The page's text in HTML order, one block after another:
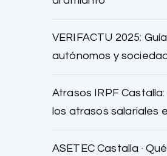
VERIFACTU 2025:
autónomos y
Atrasos IRPF
los atrasos salariales
ASETEC Castalla ·